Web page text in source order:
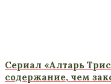
Сериал «Алтарь
содержание, чем